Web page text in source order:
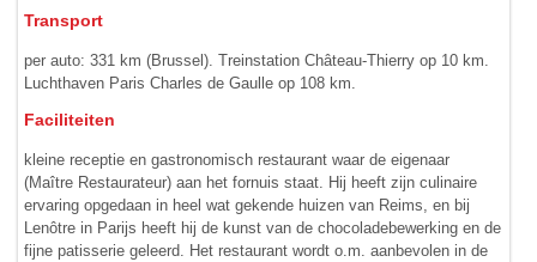
Transport
per auto: 331 km (Brussel). Treinstation Château-Thierry op 10 km.
Lucht­haven Paris Charles de Gaulle op 108 km.
Faciliteiten
kleine receptie en gastronomisch restaurant waar de eigenaar
(Maître Restaurateur) aan het fornuis staat. Hij heeft zijn culinaire
ervaring opgedaan in heel wat gekende huizen van Reims, en bij
Lenôtre in Parijs heeft hij de kunst van de chocoladebewerking en de
fijne patisserie geleerd. Het restaurant wordt o.m. aanbevolen in de